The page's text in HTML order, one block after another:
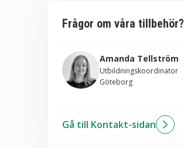
Frågor om våra tillbehör?
Amanda Tellström
Utbildningskoordinator
Göteborg
Skicka mail till Amanda
Gå till Kontakt-sidan